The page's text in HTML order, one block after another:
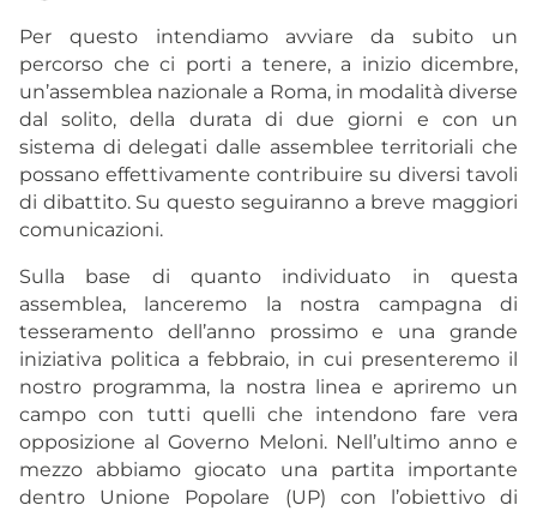
Per questo intendiamo avviare da subito un
percorso che ci porti a tenere, a inizio dicembre,
un’assemblea nazionale a Roma, in modalità diverse
dal solito, della durata di due giorni e con un
sistema di delegati dalle assemblee territoriali che
possano effettivamente contribuire su diversi tavoli
di dibattito. Su questo seguiranno a breve maggiori
comunicazioni.
Sulla base di quanto individuato in questa
assemblea, lanceremo la nostra campagna di
tesseramento dell’anno prossimo e una grande
iniziativa politica a febbraio, in cui presenteremo il
nostro programma, la nostra linea e apriremo un
campo con tutti quelli che intendono fare vera
opposizione al Governo Meloni. Nell’ultimo anno e
mezzo abbiamo giocato una partita importante
dentro Unione Popolare (UP) con l’obiettivo di